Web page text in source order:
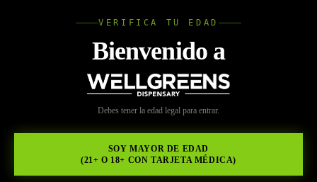
VERIFICA TU EDAD
Bienvenido a
Debes tener la edad legal para entrar.
SOY MAYOR DE EDAD
(21+ O 18+ CON TARJETA MÉDICA)
Volver a Recursos
Dispensario Legal La Mesa